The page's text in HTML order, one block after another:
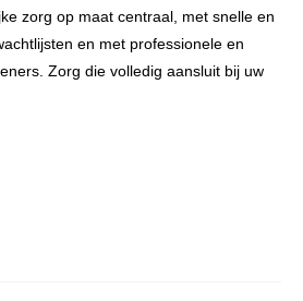
zorg op maat centraal, met snelle en
en met professionele en
Zorg die volledig aansluit bij uw